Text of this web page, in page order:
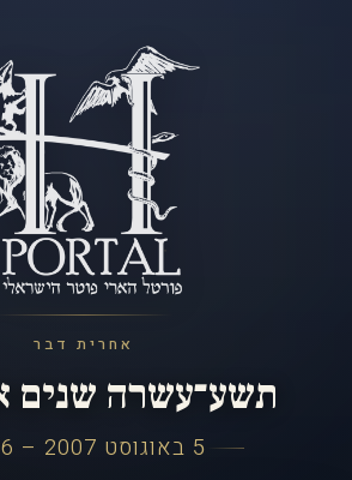
אחרית דבר
תשע־עשרה שנים
5 באוגוסט 2007 – 2026